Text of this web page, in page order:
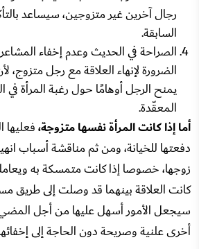
رجال آخرين غير متزوجين، سيساعد
السابقة.
الصراحة في الحديث وعدم إخفاء المشاعر
الضرورة لإنهاء العلاقة مع رجل متزوج،
يمنح الرجل أوهامًا حول رغبة المرأة في
المعقّدة.
أما إذا كانت المرأة نفسها متزوجة،
دفعتها للخيانة، ومن ثم مناقشة أسباب
زوجها، خصوصا إذا كانت متمسكة به
كانت العلاقة بينهما قد وصلت إلى طريق
سيجعل الأمور أسهل عليها من أجل المضي
أخرى علنية وصريحة دون الحاجة إلى